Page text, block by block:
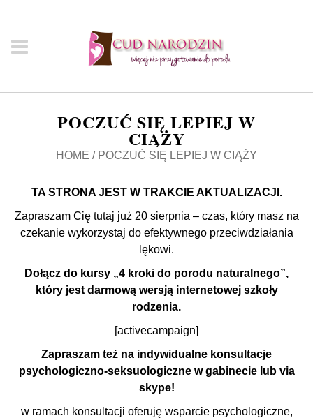
POCZUĆ SIĘ LEPIEJ W
CIĄŻY
HOME / POCZUĆ SIĘ LEPIEJ W CIĄŻY
TA STRONA JEST W TRAKCIE AKTUALIZACJI.
Zapraszam Cię tutaj już 20 sierpnia – czas, który masz na
czekanie wykorzystaj do efektywnego przeciwdziałania
lękowi.
Dołącz do kursy „4 kroki do porodu naturalnego”,
który jest darmową wersją internetowej szkoły
rodzenia.
[activecampaign]
Zapraszam też na indywidualne konsultacje
psychologiczno-seksuologiczne w gabinecie lub via
skype!
w ramach konsultacji oferuję wsparcie psychologiczne,